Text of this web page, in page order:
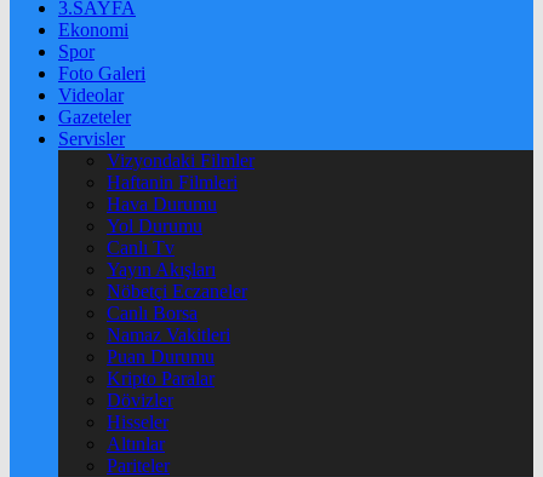
3.SAYFA
Ekonomi
Spor
Foto Galeri
Videolar
Gazeteler
Servisler
Vizyondaki Filmler
Haftanin Filmleri
Hava Durumu
Yol Durumu
Canlı Tv
Yayın Akışları
Nöbetçi Eczaneler
Canlı Borsa
Namaz Vakitleri
Puan Durumu
Kripto Paralar
Dövizler
Hisseler
Altınlar
Pariteler